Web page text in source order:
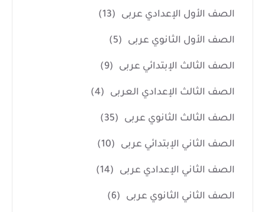
الصف الأول الإعدادي عربى (13)
الصف الأول الثانوي عربى (5)
الصف الثالث الإبتدائي عربى (9)
الصف الثالث الإعدادي العربى (4)
الصف الثالث الثانوي عربى (35)
الصف الثاني الإبتدائي عربى (10)
الصف الثاني الإعدادي عربى (14)
الصف الثاني الثانوي عربى (6)